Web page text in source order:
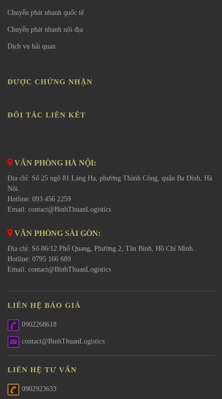
Chuyển phát nhanh quốc tế
Chuyển phát nhanh nội địa
Dịch vụ hải quan
ĐƯỢC CHỨNG NHẬN
ĐỐI TÁC LIÊN KẾT
VĂN PHÒNG HÀ NỘI:
Địa chỉ: Số 25 ngõ 81 Láng Hạ, phường Thành Công, quận Ba Đình, Hà
Nội.
Hotline: 093 456 2259
Email: contact@BinhThuanLogistics
VĂN PHÒNG SÀI GÒN:
Địa chỉ: Số 86/12 Phổ Quang, Phường 2, Tân Bình, Hồ Chí Minh.
Hotline: 0795 166 689
Email: contact@BinhThuanLogistics
LIÊN HỆ BÁO GIÁ
0902268618
contact@BinhThuanLogistics
LIÊN HỆ TƯ VẤN
0902923633